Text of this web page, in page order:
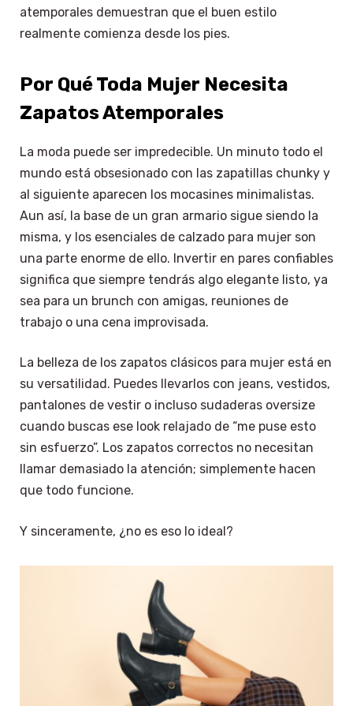
atemporales demuestran que el buen estilo
realmente comienza desde los pies.
Por Qué Toda Mujer Necesita
Zapatos Atemporales
La moda puede ser impredecible. Un minuto todo el
mundo está obsesionado con las zapatillas chunky y
al siguiente aparecen los mocasines minimalistas.
Aun así, la base de un gran armario sigue siendo la
misma, y los esenciales de calzado para mujer son
una parte enorme de ello. Invertir en pares confiables
significa que siempre tendrás algo elegante listo, ya
sea para un brunch con amigas, reuniones de
trabajo o una cena improvisada.
La belleza de los zapatos clásicos para mujer está en
su versatilidad. Puedes llevarlos con jeans, vestidos,
pantalones de vestir o incluso sudaderas oversize
cuando buscas ese look relajado de “me puse esto
sin esfuerzo”. Los zapatos correctos no necesitan
llamar demasiado la atención; simplemente hacen
que todo funcione.
Y sinceramente, ¿no es eso lo ideal?